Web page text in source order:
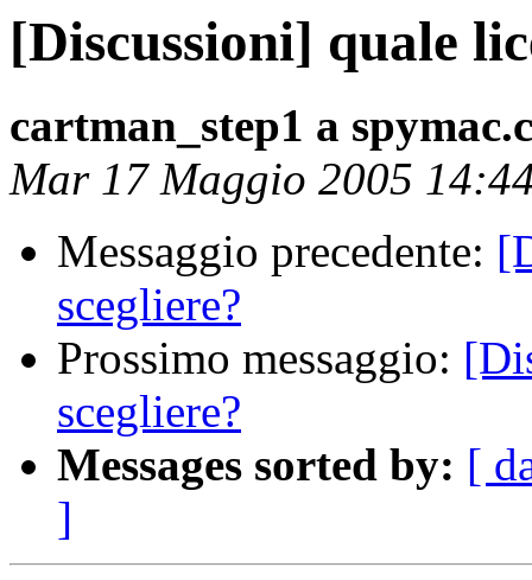
[Discussioni] quale
cartman_step1 a
Mar 17 Maggio 2005
Messaggio precedente:
scegliere?
Prossimo messaggio:
scegliere?
Messages sorted by: [
]